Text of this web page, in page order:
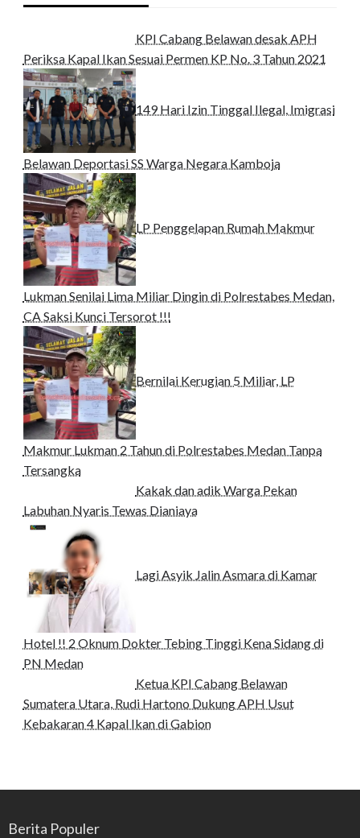
KPI Cabang Belawan desak APH
Periksa Kapal Ikan Sesuai Permen KP No. 3 Tahun 2021
149 Hari Izin Tinggal Ilegal, Imigrasi
Belawan Deportasi SS Warga Negara Kamboja
LP Penggelapan Rumah Makmur
Lukman Senilai Lima Miliar Dingin di Polrestabes Medan,
CA Saksi Kunci Tersorot !!!
Bernilai Kerugian 5 Miliar, LP
Makmur Lukman 2 Tahun di Polrestabes Medan Tanpa
Tersangka
Kakak dan adik Warga Pekan
Labuhan Nyaris Tewas Dianiaya
Lagi Asyik Jalin Asmara di Kamar
Hotel !! 2 Oknum Dokter Tebing Tinggi Kena Sidang di
PN Medan
Ketua KPI Cabang Belawan
Sumatera Utara, Rudi Hartono Dukung APH Usut
Kebakaran 4 Kapal Ikan di Gabion
Berita Populer